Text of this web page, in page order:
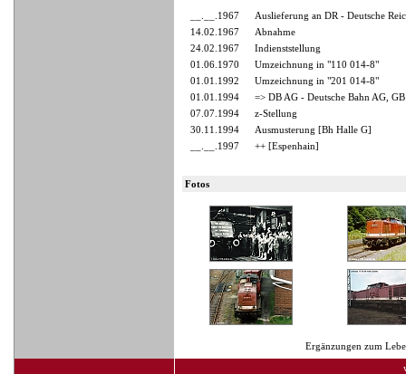
__.__.1967
Auslieferung an DR - Deutsche
14.02.1967
Abnahme
24.02.1967
Indienststellung
01.06.1970
Umzeichnung in "110 014-8"
01.01.1992
Umzeichnung in "201 014-8"
01.01.1994
=> DB AG - Deutsche Bahn AG,
07.07.1994
z-Stellung
30.11.1994
Ausmusterung [Bh Halle G]
__.__.1997
++ [Espenhain]
Fotos
Ergänzungen zum